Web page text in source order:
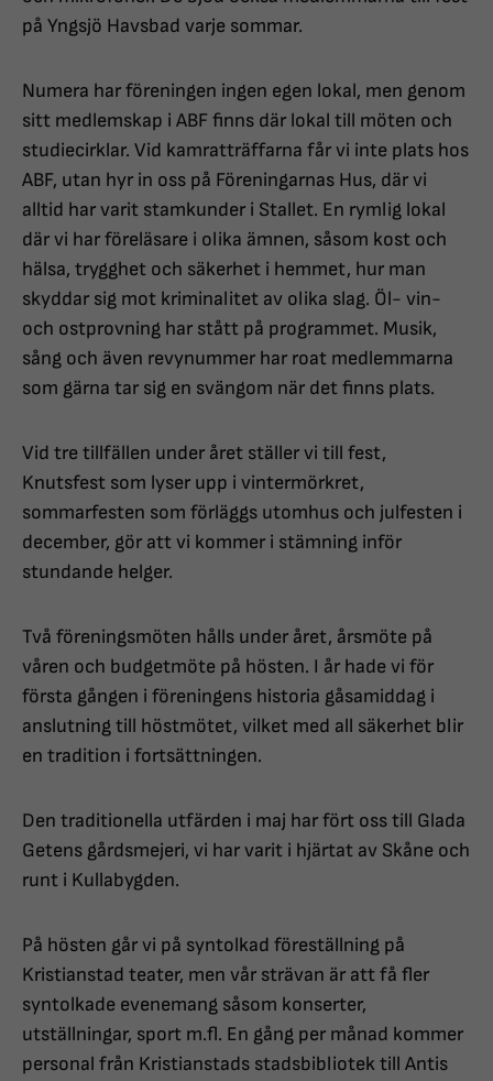
på Yngsjö Havsbad varje sommar.
Numera har föreningen ingen egen lokal, men genom
sitt medlemskap i ABF finns där lokal till möten och
studiecirklar. Vid kamratträffarna får vi inte plats hos
ABF, utan hyr in oss på Föreningarnas Hus, där vi
alltid har varit stamkunder i Stallet. En rymlig lokal
där vi har föreläsare i olika ämnen, såsom kost och
hälsa, trygghet och säkerhet i hemmet, hur man
skyddar sig mot kriminalitet av olika slag. Öl- vin-
och ostprovning har stått på programmet. Musik,
sång och även revynummer har roat medlemmarna
som gärna tar sig en svängom när det finns plats.
Vid tre tillfällen under året ställer vi till fest,
Knutsfest som lyser upp i vintermörkret,
sommarfesten som förläggs utomhus och julfesten i
december, gör att vi kommer i stämning inför
stundande helger.
Två föreningsmöten hålls under året, årsmöte på
våren och budgetmöte på hösten. I år hade vi för
första gången i föreningens historia gåsamiddag i
anslutning till höstmötet, vilket med all säkerhet blir
en tradition i fortsättningen.
Den traditionella utfärden i maj har fört oss till Glada
Getens gårdsmejeri, vi har varit i hjärtat av Skåne och
runt i Kullabygden.
På hösten går vi på syntolkad föreställning på
Kristianstad teater, men vår strävan är att få fler
syntolkade evenemang såsom konserter,
utställningar, sport m.fl. En gång per månad kommer
personal från Kristianstads stadsbibliotek till Antis